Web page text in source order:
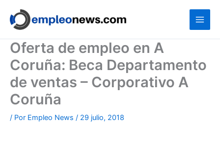
contenido
Oferta de empleo en A
Coruña: Beca Departamento
de ventas – Corporativo A
Coruña
/ Por Empleo News / 29 julio, 2018